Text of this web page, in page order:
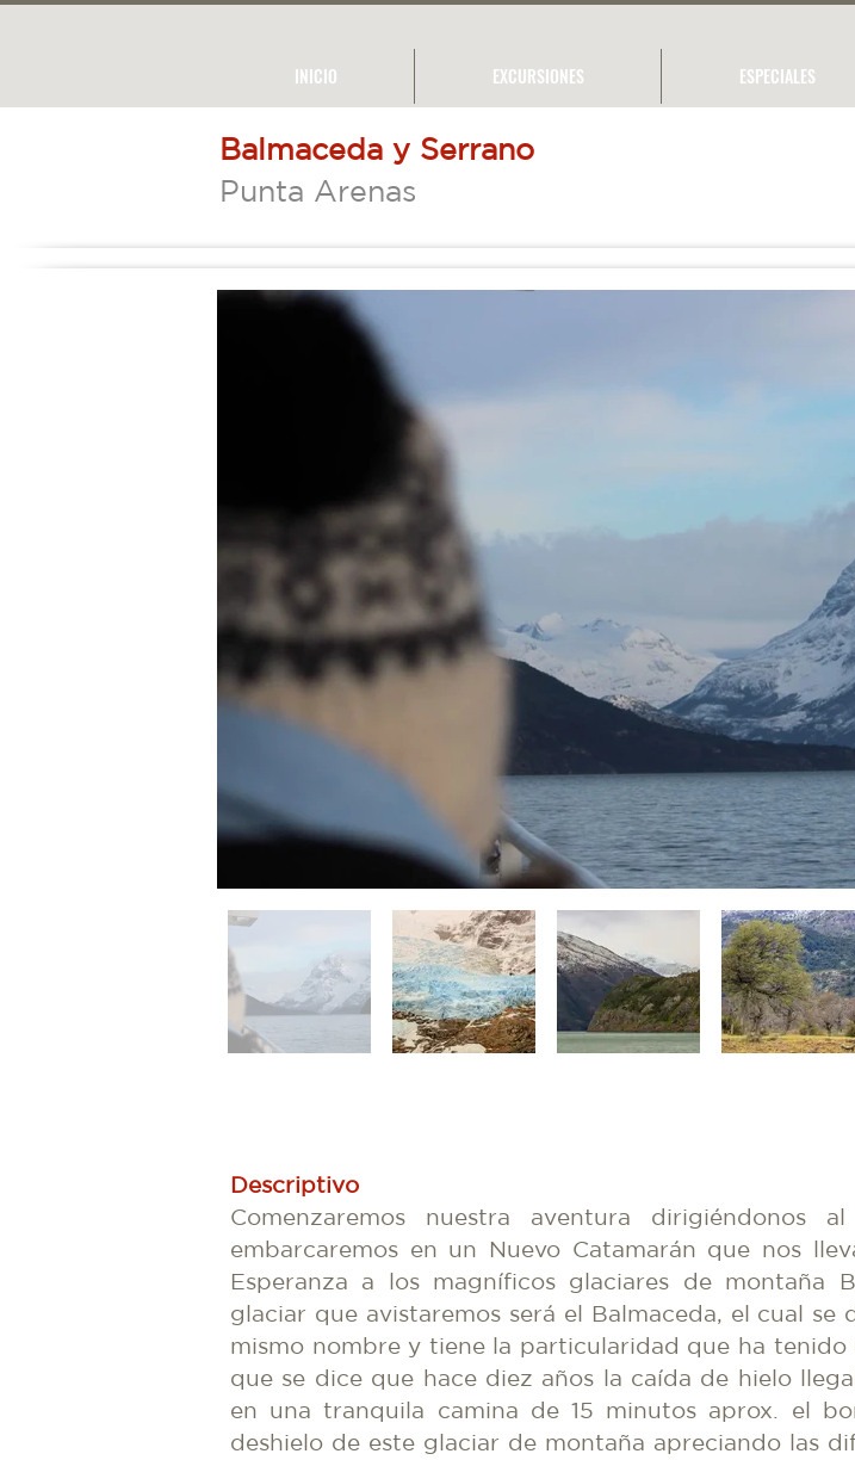
INICIO EXCURSIONES ESPECIALES
Balmaceda y Serrano
Punta Arenas
Descriptivo
Comenzaremos nuestra aventura dirigiéndonos
embarcaremos en un Nuevo Catamarán que nos
Esperanza a los magníficos glaciares de montaña
glaciar que avistaremos será el Balmaceda, el cual se
mismo nombre y tiene la particularidad que ha
que se dice que hace diez años la caída de hielo
en una tranquila camina de 15 minutos aprox. el
deshielo de este glaciar de montaña apreciando las